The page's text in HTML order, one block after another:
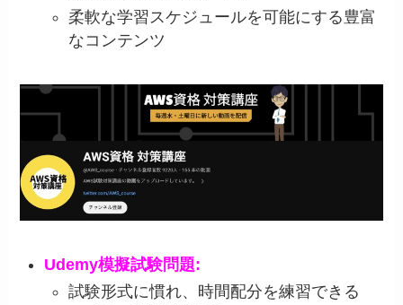
柔軟な学習スケジュールを可能にする豊富
なコンテンツ
Udemy模擬試験問題:
試験形式に慣れ、時間配分を練習できる